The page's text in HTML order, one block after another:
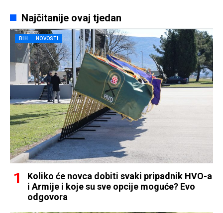
Najčitanije ovaj tjedan
BIH NOVOSTI
Koliko će novca dobiti svaki pripadnik HVO-a
i Armije i koje su sve opcije moguće? Evo
odgovora